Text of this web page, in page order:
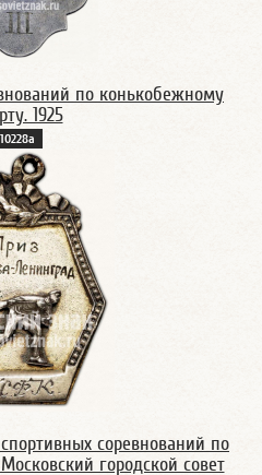
по конькобежному
1925
10228а
соревнований по
городской совет